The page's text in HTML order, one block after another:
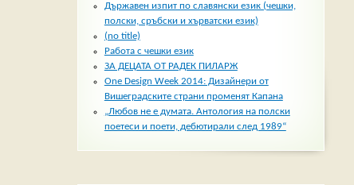
Държавен изпит по славянски език (чешки,
полски, сръбски и хърватски език)
(no title)
Работа с чешки език
ЗА ДЕЦАТА ОТ РАДЕК ПИЛАРЖ
One Design Week 2014: Дизайнери от
Вишеградските страни променят Капана
„Любов не е думата. Антология на полски
поетеси и поети, дебютирали след 1989“